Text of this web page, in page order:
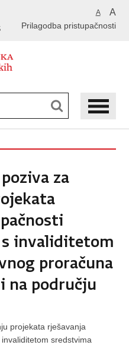
A A
Prilagodba pristupačnosti
za
s invaliditetom
proračuna
na području
projekata rješavanja
sredstvima